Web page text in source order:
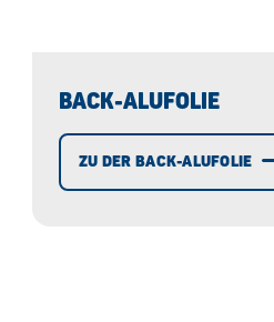
BACK-ALUFOLIE
ZU DER BACK-ALUFOLIE